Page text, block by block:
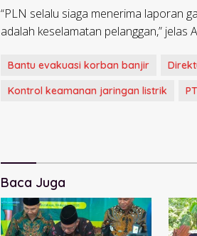
“PLN selalu siaga menerima laporan
adalah keselamatan pelanggan,” jelas
Bantu evakuasi korban banjir
Kontrol keamanan jaringan listrik
Baca Juga